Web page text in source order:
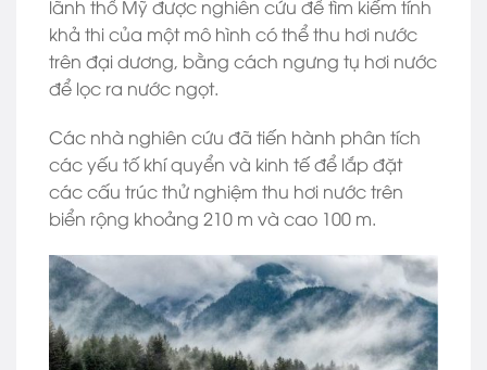
lãnh thổ Mỹ được nghiên cứu để tìm kiếm tính
khả thi của một mô hình có thể thu hơi nước
trên đại dương, bằng cách ngưng tụ hơi nước
để lọc ra nước ngọt.
Các nhà nghiên cứu đã tiến hành phân tích
các yếu tố khí quyển và kinh tế để lắp đặt
các cấu trúc thử nghiệm thu hơi nước trên
biển rộng khoảng 210 m và cao 100 m.